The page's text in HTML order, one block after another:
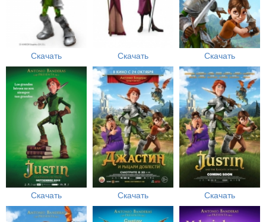
Скачать Скачать Скачать
Скачать Скачать Скачать